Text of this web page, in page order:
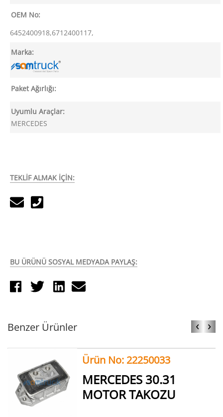
OEM No:
6452400918,6712400117,
Marka:
Paket Ağırlığı:
Uyumlu Araçlar:
MERCEDES
TEKLİF ALMAK İÇİN:
BU ÜRÜNÜ SOSYAL MEDYADA PAYLAŞ:
Benzer Ürünler ‹ ›
Ürün No: 22250033
MERCEDES 30.31
MOTOR TAKOZU